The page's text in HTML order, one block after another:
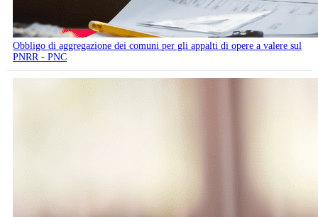
Obbligo di aggregazione dei comuni per gli appalti di opere a valere sul
PNRR - PNC